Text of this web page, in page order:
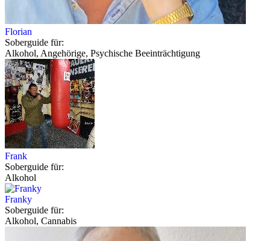
Florian
Soberguide für:
Alkohol, Angehörige, Psychische Beeinträchtigung
Frank
Soberguide für:
Alkohol
Franky
Soberguide für:
Alkohol, Cannabis